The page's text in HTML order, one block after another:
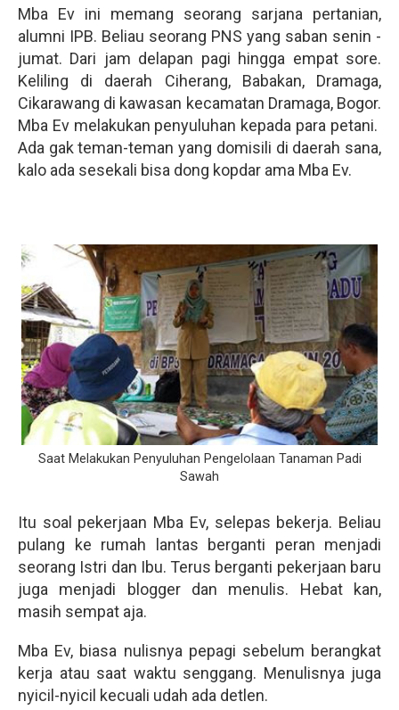
Mba Ev ini memang seorang sarjana pertanian,
alumni IPB. Beliau seorang PNS yang saban senin -
jumat. Dari jam delapan pagi hingga empat sore.
Keliling di daerah Ciherang, Babakan, Dramaga,
Cikarawang di kawasan kecamatan Dramaga, Bogor.
Mba Ev melakukan penyuluhan kepada para petani.
Ada gak teman-teman yang domisili di daerah sana,
kalo ada sesekali bisa dong kopdar ama Mba Ev.
Saat Melakukan Penyuluhan Pengelolaan Tanaman Padi
Sawah
Itu soal pekerjaan Mba Ev, selepas bekerja. Beliau
pulang ke rumah lantas berganti peran menjadi
seorang Istri dan Ibu. Terus berganti pekerjaan baru
juga menjadi blogger dan menulis. Hebat kan,
masih sempat aja.
Mba Ev, biasa nulisnya pepagi sebelum berangkat
kerja atau saat waktu senggang. Menulisnya juga
nyicil-nyicil kecuali udah ada detlen.